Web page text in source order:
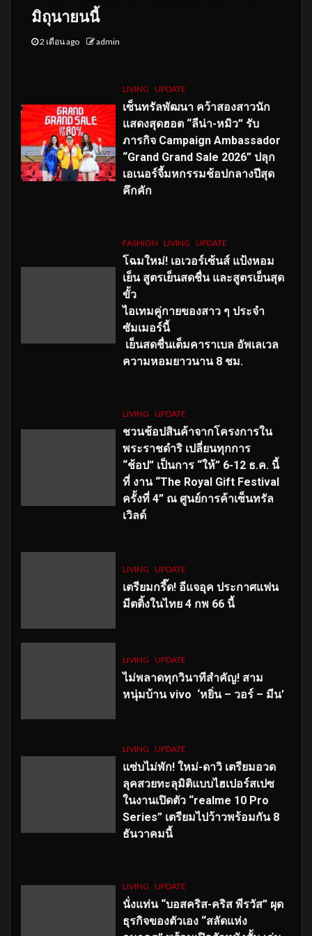
มิถุนายนนี้
2 เดือน ago admin
LIVING UPDATE
เซ็นทรัลพัฒนา คว้าสองสาวนัก
แสดงสุดฮอต “ลีน่า-หมิว” รับ
ภารกิจ Campaign Ambassador
“Grand Grand Sale 2026” ปลุก
เอเนอร์จี้มหกรรมช้อปกลางปีสุด
คึกคัก
FASHION LIVING UPDATE
โฉมใหม่! เอเวอร์เซ้นส์ แป้งหอม
เย็น สูตรเย็นสดชื่น และสูตรเย็นสุด
ขั้ว
ไอเทมคู่กายของสาว ๆ ประจำ
ซัมเมอร์นี้
เย็นสดชื่นเต็มคาราเบล อัพเลเวล
ความหอมยาวนาน 8 ชม.
LIVING UPDATE
ชวนช้อปสินค้าจากโครงการใน
พระราชดำริ เปลี่ยนทุกการ
“ช้อป” เป็นการ “ให้” 6-12 ธ.ค. นี้
ที่ งาน “The Royal Gift Festival
ครั้งที่ 4” ณ ศูนย์การค้าเซ็นทรัล
เวิลด์
LIVING UPDATE
เตรียมกรี๊ด! อีแจอุค ประกาศแฟน
มีตติ้งในไทย 4 กพ 66 นี้
LIVING UPDATE
ไม่พลาดทุกวินาทีสำคัญ! สาม
หนุ่มบ้าน vivo ‘หยิ่น – วอร์ – มีน’
LIVING UPDATE
แซ่บไม่พัก! ใหม่-ดาวิ เตรียมอวด
ลุคสวยทะลุมิติแบบไฮเปอร์สเปซ
ในงานเปิดตัว “realme 10 Pro
Series” เตรียมไปว้าวพร้อมกัน 8
ธันวาคมนี้
LIVING UPDATE
นั่งแท่น “บอสคริส-คริส พีรวัส” ผุด
ธุรกิจของตัวเอง “สลัดแห่ง